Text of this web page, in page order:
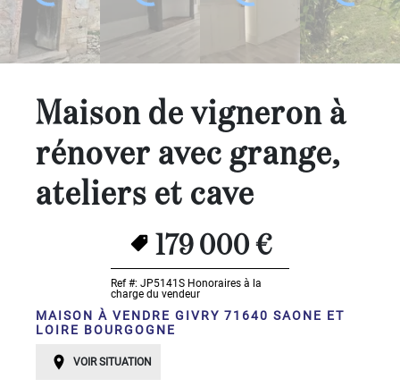
gite
PLUS
...
1-2
3-5
Localisation:
DÉFINIR
Maison de vigneron à
rénover avec grange,
ateliers et cave
179 000 €
Ref #: JP5141S Honoraires à la
charge du vendeur
MAISON À VENDRE GIVRY 71640 SAONE ET
LOIRE BOURGOGNE
VOIR SITUATION